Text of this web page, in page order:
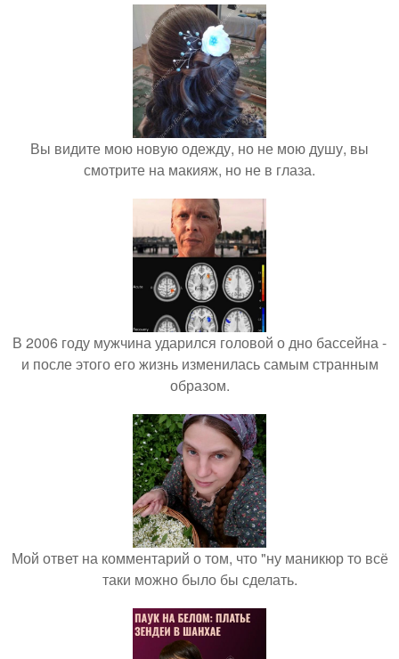
Вы видите мою новую одежду, но не мою душу, вы
смотрите на макияж, но не в глаза.
В 2006 году мужчина ударился головой о дно бассейна -
и после этого его жизнь изменилась самым странным
образом.
Мой ответ на комментарий о том, что "ну маникюр то всё
таки можно было бы сделать.